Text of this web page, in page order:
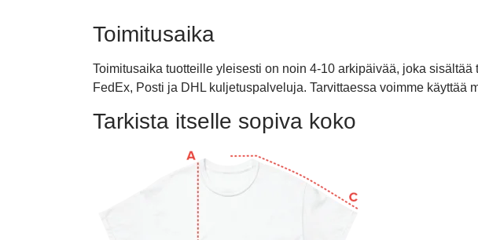
Toimitusaika
Toimitusaika tuotteille yleisesti on noin 4-10 arkipäivää, joka
FedEx, Posti ja DHL kuljetuspalveluja. Tarvittaessa voimme käyttää
Tarkista itselle sopiva koko